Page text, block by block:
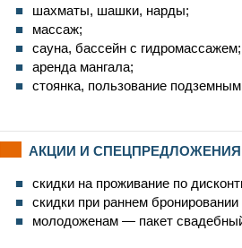
шахматы, шашки, нарды;
массаж;
сауна, бассейн с гидромассажем;
аренда мангала;
стоянка, пользование подземным
АКЦИИ И СПЕЦПРЕДЛОЖЕНИЯ
скидки на проживание по
скидки при раннем
молодоженам — пакет